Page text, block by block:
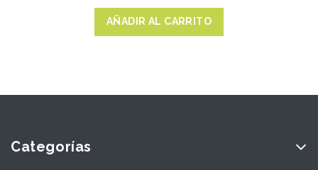
AÑADIR AL CARRITO
Categorías